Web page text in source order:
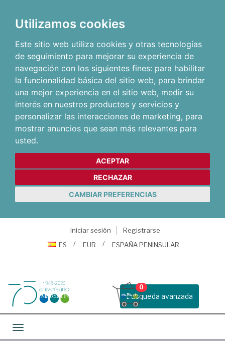
Utilizamos cookies
Este sitio web utiliza cookies y otras tecnologías
de seguimiento para mejorar su experiencia de
navegación con los siguientes fines: para habilitar
la funcionalidad básica del sitio web, para brindar
una mejor experiencia en el sitio web, medir su
interés en nuestros productos y servicios y
personalizar las interacciones de marketing, para
mostrar anuncios que sean más relevantes para
usted.
ACEPTAR
RECHAZAR
CAMBIAR PREFERENCIAS
Iniciar sesión
Registrarse
ES
EUR ESPAÑA PENINSULAR
Busqueda avanzada
0
Toggle navigation